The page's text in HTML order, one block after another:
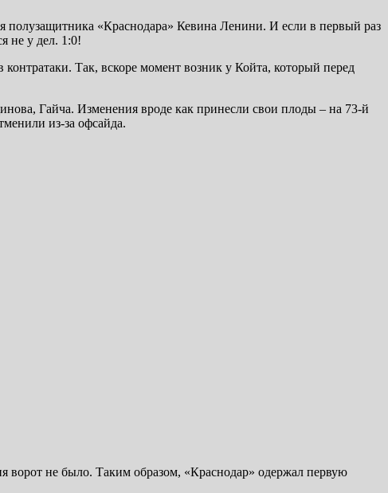
полузащитника «Краснодара» Кевина Ленини. И если в первый раз
не у дел. 1:0!
Так, вскоре момент возник у Койта, который перед
Гайча. Изменения вроде как принесли свои плоды – на 73-й
из-за офсайда.
ворот не было. Таким образом, «Краснодар» одержал первую